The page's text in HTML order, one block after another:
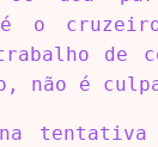
o
de
não é
na